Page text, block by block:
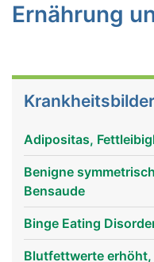
Symptome
News
Ratgeber
Rubriken
Ernährung
Krankheitsbilder
Adipositas,
Benigne
Bensaude
Binge Eating
Blutfettwerte